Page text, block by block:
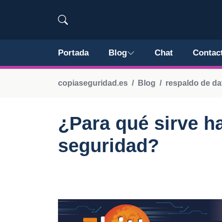
Portada Blog Chat
copiaseguridad.es Blog respaldo de
¿Para qué sirve
seguridad?